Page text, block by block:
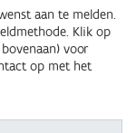
aan te melden.
Klik op
voor
op met het